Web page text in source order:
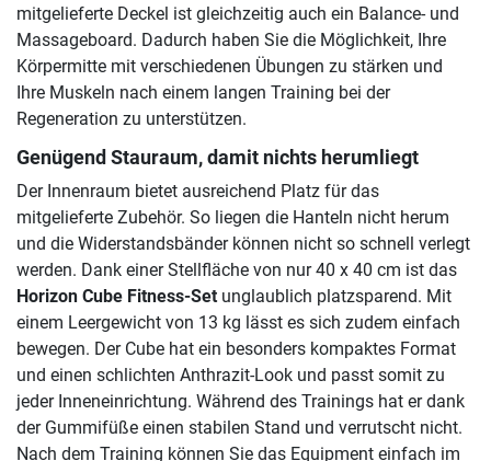
mitgelieferte Deckel ist gleichzeitig auch ein Balance- und
Massageboard. Dadurch haben Sie die Möglichkeit, Ihre
Körpermitte mit verschiedenen Übungen zu stärken und
Ihre Muskeln nach einem langen Training bei der
Regeneration zu unterstützen.
Genügend Stauraum, damit nichts herumliegt
Der Innenraum bietet ausreichend Platz für das
mitgelieferte Zubehör. So liegen die Hanteln nicht herum
und die Widerstandsbänder können nicht so schnell verlegt
werden. Dank einer Stellfläche von nur 40 x 40 cm ist das
Horizon Cube Fitness-Set unglaublich platzsparend. Mit
einem Leergewicht von 13 kg lässt es sich zudem einfach
bewegen. Der Cube hat ein besonders kompaktes Format
und einen schlichten Anthrazit-Look und passt somit zu
jeder Inneneinrichtung. Während des Trainings hat er dank
der Gummifüße einen stabilen Stand und verrutscht nicht.
Nach dem Training können Sie das Equipment einfach im